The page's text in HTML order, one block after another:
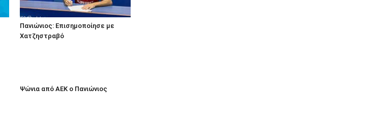
Πανιώνιος: Επισημοποίησε με
Χατζηστραβό
Ψώνια από ΑΕΚ ο Πανιώνιος